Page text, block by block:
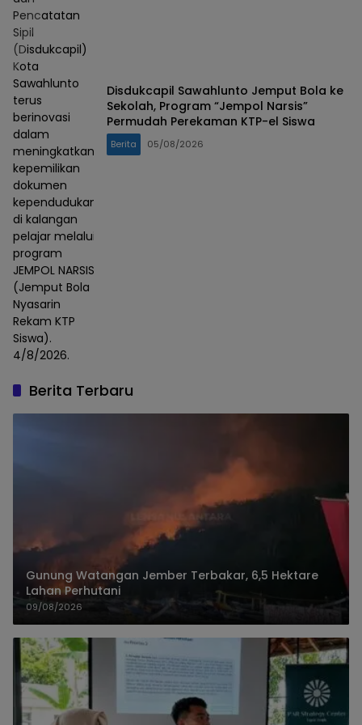
Pencatatan
Sipil
(Disdukcapil)
Kota
Sawahlunto
terus
berinovasi
dalam
meningkatkan
kepemilikan
dokumen
kependudukan
di kalangan
pelajar melalui
program
JEMPOL NARSIS
(Jemput Bola
Nyasarin
Rekam KTP
Siswa).
4/8/2026.
Disdukcapil Sawahlunto Jemput Bola ke
Sekolah, Program “Jempol Narsis”
Permudah Perekaman KTP-el Siswa
Berita 05/08/2026
Berita Terbaru
Gunung Watangan Jember Terbakar, 6,5 Hektare
Lahan Perhutani
09/08/2026